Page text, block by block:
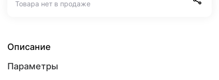
Товара нет в продаже
Описание
Параметры